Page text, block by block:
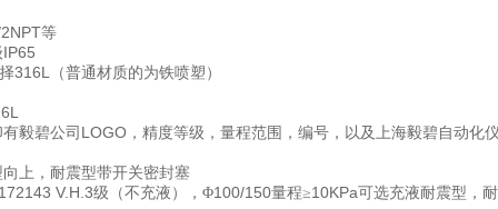
等
IP65
316L
（普通材质的为铁喷塑）
毅碧公司 LOGO ，精度等级，量程范围，编号，以及上海毅碧自动化
上，耐震型带开关密封塞
V.H.3级（不充液），Φ100/150量程≥10KPa可选充液耐震型，